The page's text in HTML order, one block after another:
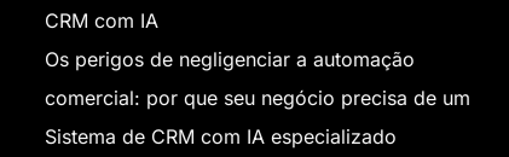
CRM com IA
Os perigos de negligenciar a automação
comercial: por que seu negócio precisa de um
Sistema de CRM com IA especializado